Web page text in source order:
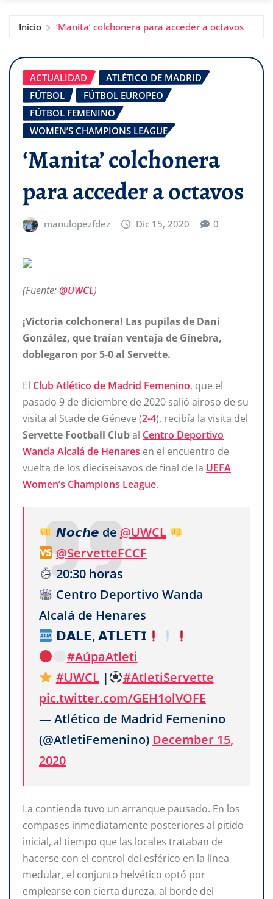
Inicio ‘Manita’ colchonera para acceder a octavos
ACTUALIDAD
ATLÉTICO DE MADRID
FÚTBOL
FÚTBOL EUROPEO
FÚTBOL FEMENINO
WOMEN’S CHAMPIONS LEAGUE
‘Manita’ colchonera
para acceder a octavos
manulopezfdez Dic 15, 2020 0
(Fuente:@UWCL)
¡Victoria colchonera! Las pupilas de Dani
González, que traían ventaja de Ginebra,
doblegaron por 5-0 al Servette.
El Club Atlético de Madrid Femenino, que el
pasado 9 de diciembre de 2020 salió airoso de su
visita al Stade de Géneve (2-4), recibía la visita del
Servette Football Clubal Centro Deportivo
Wanda Alcalá de Henares en el encuentro de
vuelta de los dieciseisavos de final de la UEFA
Women’s Champions League.
𝙉𝙤𝙘𝙝𝙚 de @UWCL
@ServetteFCCF
20:30 horas
Centro Deportivo Wanda
Alcalá de Henares
𝗗𝗔𝗟𝗘, 𝗔𝗧𝗟𝗘𝗧𝗜
#AúpaAtleti
#UWCL|
#AtletiServette
pic.twitter.com/GEH1olVOFE
— Atlético de Madrid Femenino
(@AtletiFemenino) December 15,
2020
La contienda tuvo un arranque pausado. En los
compases inmediatamente posteriores al pitido
inicial, al tiempo que las locales trataban de
hacerse con el control del esférico en la línea
medular, el conjunto helvético optó por
emplearse con cierta dureza, al borde del